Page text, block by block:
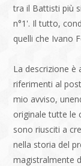
tra il Battisti più
n°1'. Il tutto,
quelli che Ivano
La descrizione è
riferimenti al
mio avviso,
originale tutte le
sono riusciti a
nella storia del
magistralmente